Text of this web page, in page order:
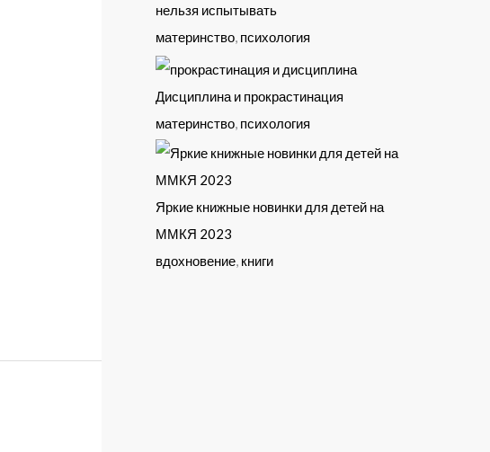
нельзя испытывать
материнство, психология
Дисциплина и прокрастинация
материнство, психология
Яркие книжные новинки для детей на
ММКЯ 2023
вдохновение, книги